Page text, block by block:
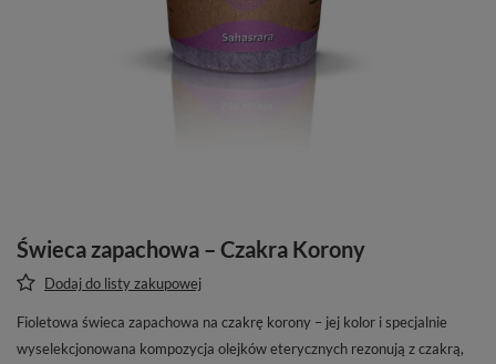
Świeca zapachowa – Czakra Korony
Dodaj do listy zakupowej
Fioletowa świeca zapachowa na czakrę korony – jej kolor i specjalnie
wyselekcjonowana kompozycja olejków eterycznych rezonują z czakrą,